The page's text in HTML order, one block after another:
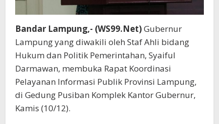
Bandar Lampung,- (WS99.Net)Gubernur
Lampung yang diwakili oleh Staf Ahli bidang
Hukum dan Politik Pemerintahan, Syaiful
Darmawan, membuka Rapat Koordinasi
Pelayanan Informasi Publik Provinsi Lampung,
di Gedung Pusiban Komplek Kantor Gubernur,
Kamis (10/12).